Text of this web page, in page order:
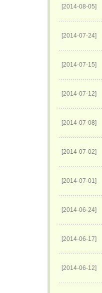
[2014-08-05]
[2014-07-24]
[2014-07-15]
[2014-07-12]
[2014-07-08]
[2014-07-02]
[2014-07-01]
[2014-06-24]
[2014-06-17]
[2014-06-12]